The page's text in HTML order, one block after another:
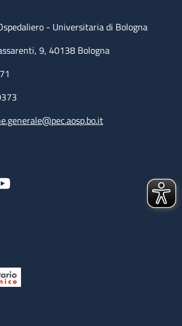
- Universitaria di Bologna
9, 40138 Bologna